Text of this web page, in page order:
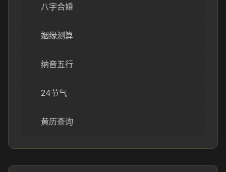
八字合婚
姻缘测算
纳音五行
24节气
黄历查询